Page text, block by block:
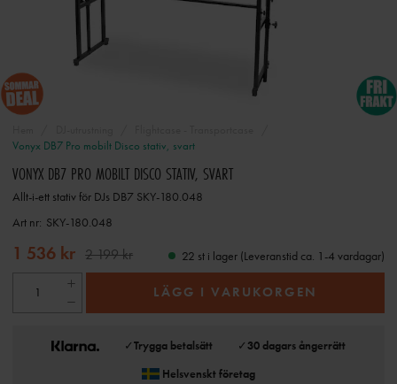
Vonyx DB7 Pro mobilt Disco stativ, svart
VONYX DB7 PRO MOBILT DISCO STATIV, SVART
Allt-i-ett stativ för DJs DB7 SKY-180.048
Art nr: SKY-180.048
1 536 kr 2 199 kr 22 st i lager (Leveranstid ca. 1-4 vardagar)
LÄGG I VARUKORGEN
✓Trygga betalsätt ✓30 dagars ångerrätt
Helsvenskt företag